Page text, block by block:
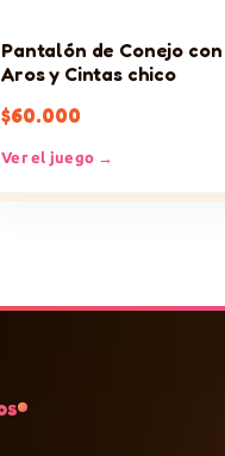
Pantalón de Conejo con
Aros y Cintas chico
$60.000
Ver el juego →